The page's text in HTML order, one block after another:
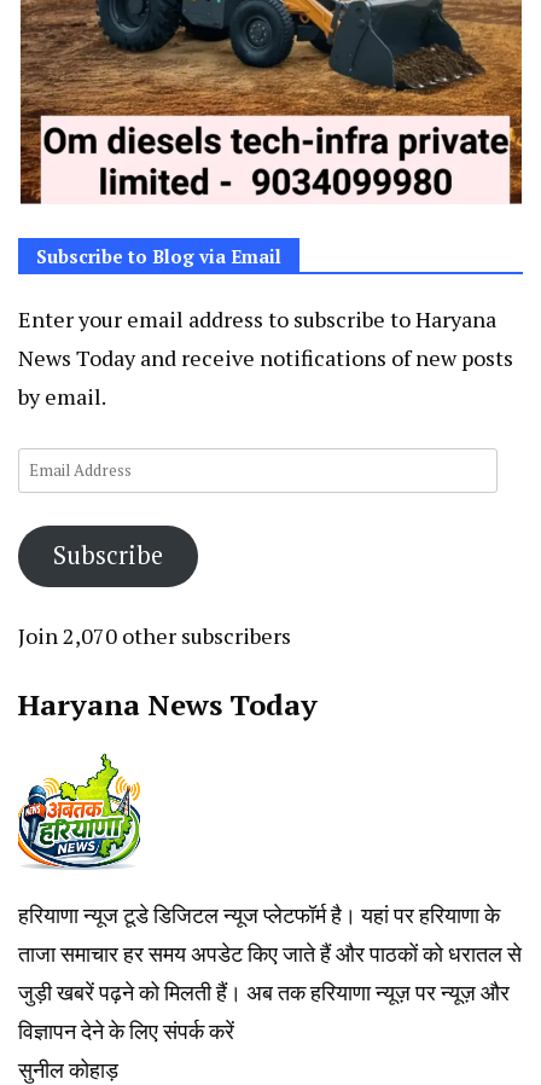
Subscribe to Blog via Email
Enter your email address to subscribe to Haryana
News Today and receive notifications of new posts
by email.
Email
Subscribe
Join 2,070 other subscribers
Haryana News Today
हरियाणा न्यूज टूडे डिजिटल न्यूज प्लेटफॉर्म है। यहां पर हरियाणा के
ताजा समाचार हर समय अपडेट किए जाते हैं और पाठकों को धरातल से
जुड़ी खबरें पढ़ने को मिलती हैं। अब तक हरियाणा न्यूज़ पर न्यूज़ और
विज्ञापन देने के लिए संपर्क करें
सुनील कोहाड़